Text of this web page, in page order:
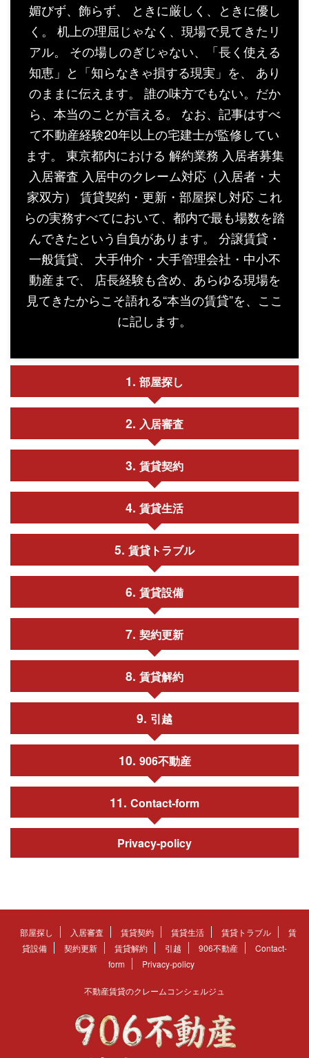
媚びず、飾らず、 ときに厳しく、ときに優し
く。 机上の理屈じゃなく、現場で見てきたリ
アル。 その場しのぎじゃない、「長く使える
知恵」と「知らなきゃ損する現実」を、 あり
のままに伝えます。 誰の味方でもない。だか
ら、本当のことが言える。 なお、記事はすべ
て不動産経験20年以上の宅建士が監修してい
ます。 東京都内における 解約業務 入居者募集
入居審査 入居中のクレーム対応（入居者・大
家双方） 賃貸契約・更新・部屋探し対応 これ
らの実務すべてにおいて、都内で最も場数を踏
んできたという自負があります。 分譲賃貸・
一般賃貸、 大手仲介・大手管理会社・中小不
動産まで、 店長経験も含め、あらゆる現場を
見てきたからこそ語れる“本当の賃貸”を、ここ
に記します。
部屋探し
入居審査
賃貸契約
賃貸生活
賃貸トラブル
賃貸設備
契約更新
賃貸解約
引越
906不動産
Contact-form
Privacy-policy
部屋探し 入居審査 賃貸契約 賃貸生活 賃貸トラブル
賃
貸設備
契約更新 賃貸解約 引越 906不動産
Contact-
form
Privacy-policy
不動産賃貸のクレームコンシェルジュ